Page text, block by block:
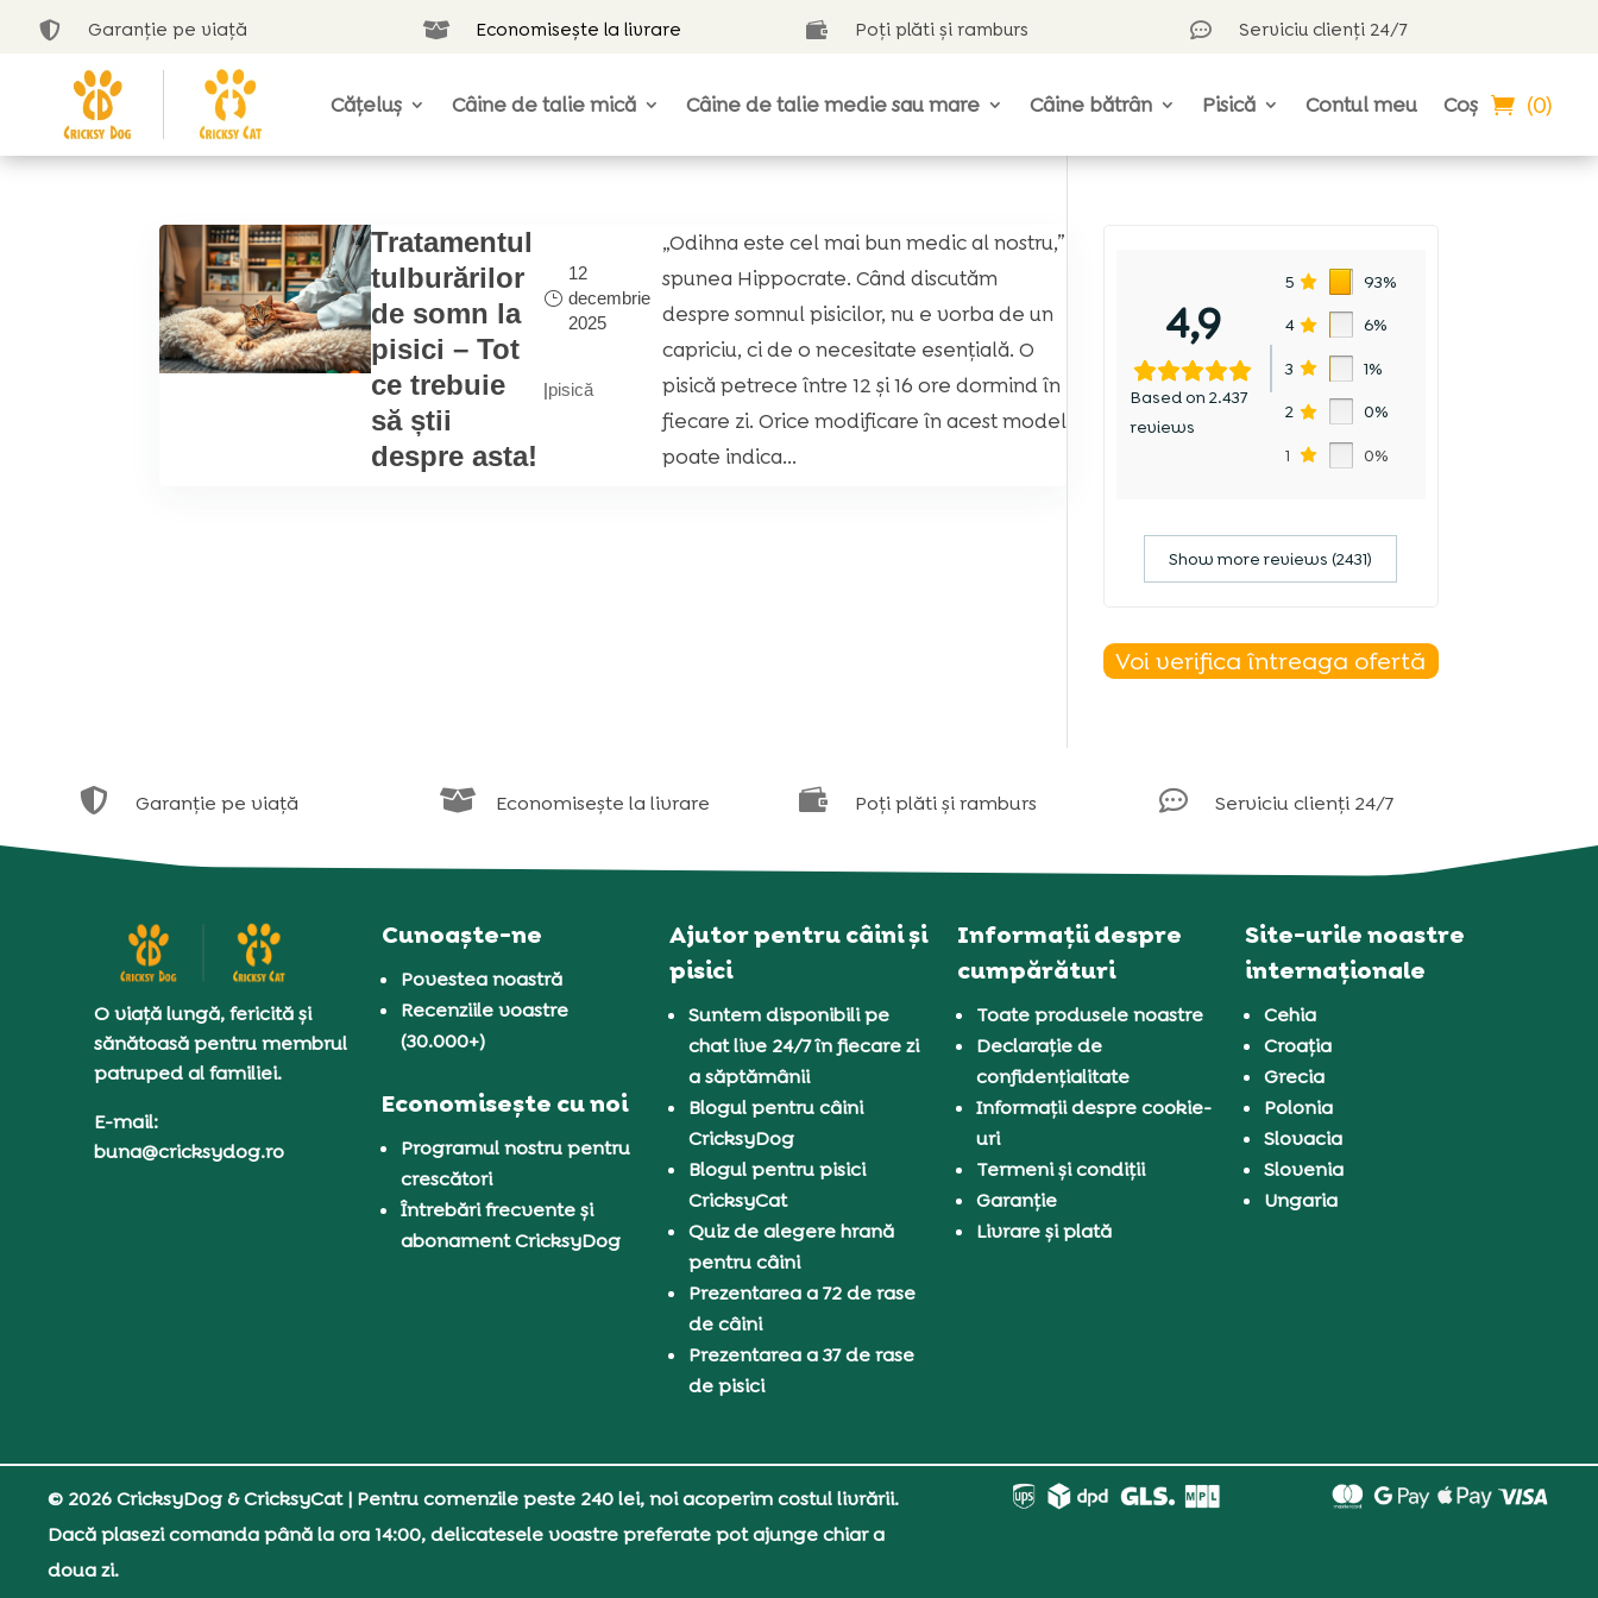
 Garanție pe viață  Economisește la livrare  Poți plăti și ramburs  Serviciu clienți 24/7
Cățeluș Câine de talie mică Câine de talie medie sau mare Câine bătrân Pisică Contul meu Coș (0)
Tratamentul
tulburărilor
de somn la
pisici – Tot
ce trebuie
să știi
despre asta!
12
decembrie
2025
|pisică
„Odihna este cel mai bun medic al nostru,”
spunea Hippocrate. Când discutăm
despre somnul pisicilor, nu e vorba de un
capriciu, ci de o necesitate esențială. O
pisică petrece între 12 și 16 ore dormind în
fiecare zi. Orice modificare în acest model
poate indica...
4,9
Based on 2.437
reviews
5 93%
4 6%
3 1%
2 0%
1 0%
Show more reviews (2431)
Voi verifica întreaga ofertă
 Garanție pe viață  Economisește la livrare  Poți plăti și ramburs  Serviciu clienți 24/7
O viață lungă, fericită și
sănătoasă pentru membrul
patruped al familiei.
E-mail:
buna@cricksydog.ro
Cunoaște-ne
Povestea noastră
Recenziile voastre
(30.000+)
Economisește cu noi
Programul nostru pentru
crescători
Întrebări frecvente și
abonament CricksyDog
Ajutor pentru câini și
pisici
Suntem disponibili pe
chat live 24/7 în fiecare zi
a săptămânii
Blogul pentru câini
CricksyDog
Blogul pentru pisici
CricksyCat
Quiz de alegere hrană
pentru câini
Prezentarea a 72 de rase
de câini
Prezentarea a 37 de rase
de pisici
Informații despre
cumpărături
Toate produsele noastre
Declarație de
confidențialitate
Informații despre cookie-
uri
Termeni și condiții
Garanție
Livrare și plată
Site-urile noastre
internaționale
Cehia
Croația
Grecia
Polonia
Slovacia
Slovenia
Ungaria
© 2026 CricksyDog & CricksyCat| Pentru comenzile peste 240 lei, noi acoperim costul livrării.
Dacă plasezi comanda până la ora 14:00, delicatesele voastre preferate pot ajunge chiar a
doua zi.